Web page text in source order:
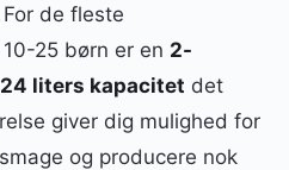
de fleste
25 børn er en 2-
liters kapacitet det
giver dig mulighed for
og producere nok